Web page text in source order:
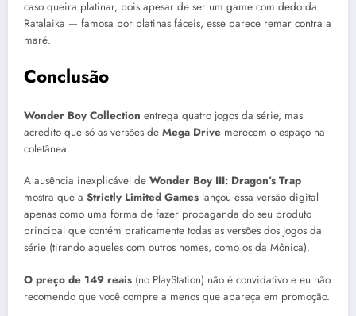
caso queira platinar, pois apesar de ser um game com dedo da
Ratalaika — famosa por platinas fáceis, esse parece remar contra a
maré.
Conclusão
Wonder Boy Collection entrega quatro jogos da série, mas
acredito que só as versões de Mega Drive merecem o espaço na
coletânea.
A ausência inexplicável de Wonder Boy III: Dragon’s Trap
mostra que a Strictly Limited Games lançou essa versão digital
apenas como uma forma de fazer propaganda do seu produto
principal que contém praticamente todas as versões dos jogos da
série (tirando aqueles com outros nomes, como os da Mônica).
O preço de 149 reais (no PlayStation) não é convidativo e eu não
recomendo que você compre a menos que apareça em promoção.